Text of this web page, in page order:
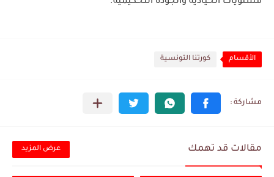
الأقسام كورتنا التونسية
مقالات قد تهمك عرض المزيد